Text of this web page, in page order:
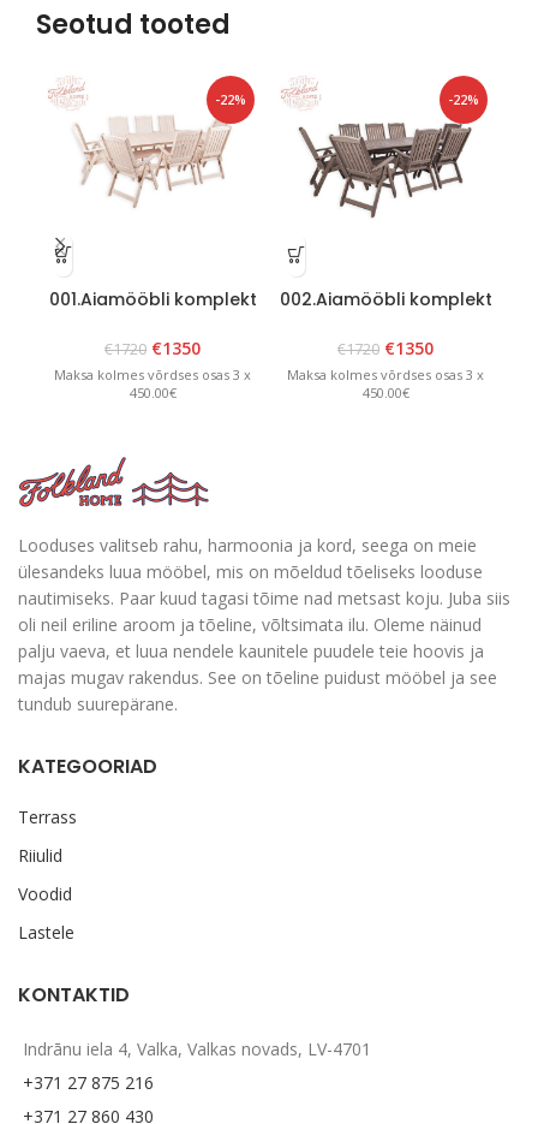
Seotud tooted
-22%
001.Aiamööbli komplekt
€1720 €1350
Maksa kolmes võrdses osas 3 x
450.00€
-22%
002.Aiamööbli komplekt
€1720 €1350
Maksa kolmes võrdses osas 3 x
450.00€
Looduses valitseb rahu, harmoonia ja kord, seega on meie
ülesandeks luua mööbel, mis on mõeldud tõeliseks looduse
nautimiseks. Paar kuud tagasi tõime nad metsast koju. Juba siis
oli neil eriline aroom ja tõeline, võltsimata ilu. Oleme näinud
palju vaeva, et luua nendele kaunitele puudele teie hoovis ja
majas mugav rakendus. See on tõeline puidust mööbel ja see
tundub suurepärane.
KATEGOORIAD
Terrass
Riiulid
Voodid
Lastele
KONTAKTID
Indrānu iela 4, Valka, Valkas novads, LV-4701
+371 27 875 216
+371 27 860 430